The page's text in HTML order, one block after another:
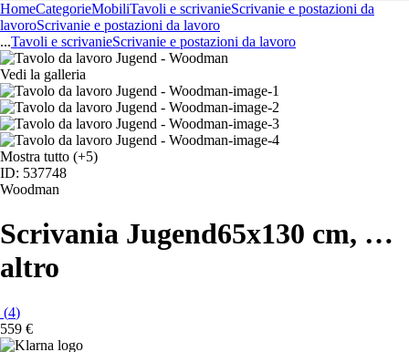
HomeCategorieMobiliTavoli e scrivanieScrivanie e postazioni da
lavoroScrivanie e postazioni da lavoro
...Tavoli e scrivanieScrivanie e postazioni da lavoro
Vedi la galleria
Mostra tutto (+5)
ID: 537748
Woodman
Scrivania Jugend65x130 cm, …
altro
(4)
559 €